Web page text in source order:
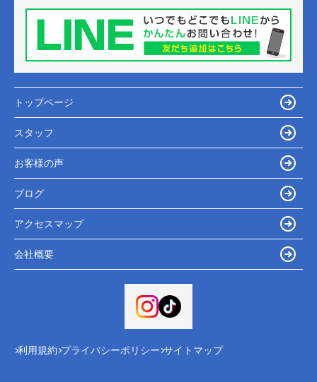
トップページ
スタッフ
お客様の声
ブログ
アクセスマップ
会社概要
利用規約 プライバシーポリシー サイトマップ